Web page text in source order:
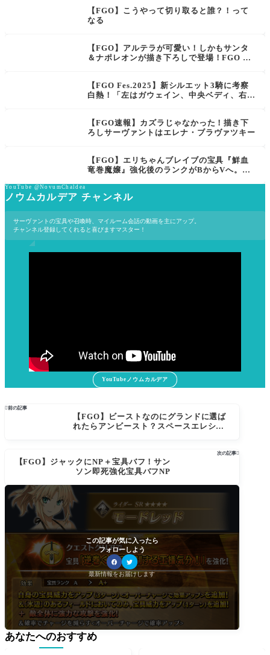
【FGO】こうやって切り取ると誰？！って
なる
【FGO】アルテラが可愛い！しかもサンタ
＆ナポレオンが描き下ろしで登場！FGO Fe
【FGO Fes.2025】新シルエット3騎に考察
白熱！「左はガウェイン、中央ベディ、右は
【FGO速報】カズラじゃなかった！描き下
ろしサーヴァントはエレナ・ブラヴァツキー
【FGO】エリちゃんブレイブの宝具『鮮血
竜巻魔嬢』強化後のランクがBからVへ。ネ
YouTube @NovumChaldea
ノウムカルデア チャンネル
サーヴァントの宝具や召喚時、マイルーム会話の動画を主にアップ。
チャンネル登録してくれると喜びますマスター！
YouTubeノウムカルデア
前の記事
【FGO】ビーストなのにグランドに選ば
れたらアンビースト？スペースエレシュ
次の記事
【FGO】ジャックにNP＋宝具バフ！サン
ソン即死強化宝具バフNP
この記事が気に入ったら
フォローしよう
最新情報をお届けします
あなたへのおすすめ